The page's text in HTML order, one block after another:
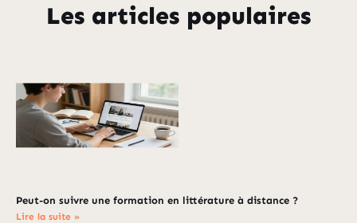
Les articles populaires
Peut-on suivre une formation en littérature à distance ?
Lire la suite »